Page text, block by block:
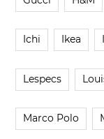
Ichi Ikea
Lespecs
Marco Polo